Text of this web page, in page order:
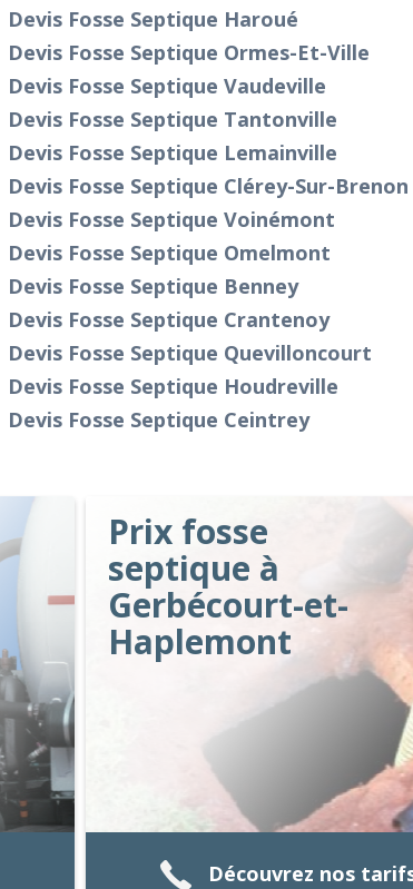
Devis Fosse Septique Haroué
Devis Fosse Septique Ormes-Et-Ville
Devis Fosse Septique Vaudeville
Devis Fosse Septique Tantonville
Devis Fosse Septique Lemainville
Devis Fosse Septique Clérey-Sur-Brenon
Devis Fosse Septique Voinémont
Devis Fosse Septique Omelmont
Devis Fosse Septique Benney
Devis Fosse Septique Crantenoy
Devis Fosse Septique Quevilloncourt
Devis Fosse Septique Houdreville
Devis Fosse Septique Ceintrey
Prix fosse
septique à
Gerbécourt-et-
Haplemont
Découvrez nos